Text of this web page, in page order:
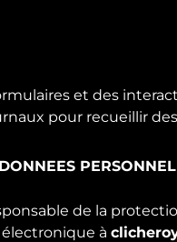
et des
pour recueillir
de la
à